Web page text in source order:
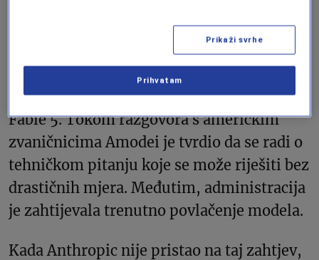
Problem je nastao nakon što je Amazon
prijavio mogućnost zaobilaženja
sigurnosnih ograda ugrađenih u model
Fable 5. Tokom razgovora s američkim
zvaničnicima Amodei je tvrdio da se radi o
tehničkom pitanju koje se može riješiti bez
drastičnih mjera. Međutim, administracija
je zahtijevala trenutno povlačenje modela.
Kada Anthropic nije pristao na taj zahtjev,
Prikaži svrhe
Prihvatam